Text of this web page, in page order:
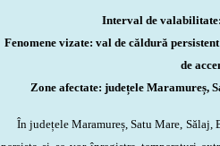
Interval de
Fenomene vizate: val de căldură
de
Zone afectate: județele Maramureș,
În județele Maramureș, Satu Mare, Sălaj,